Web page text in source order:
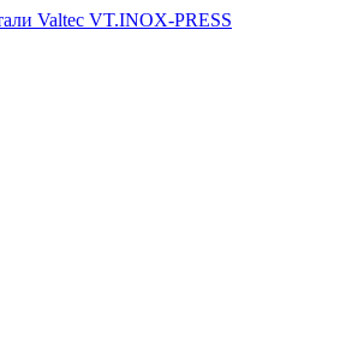
Valtec VT.INOX-PRESS